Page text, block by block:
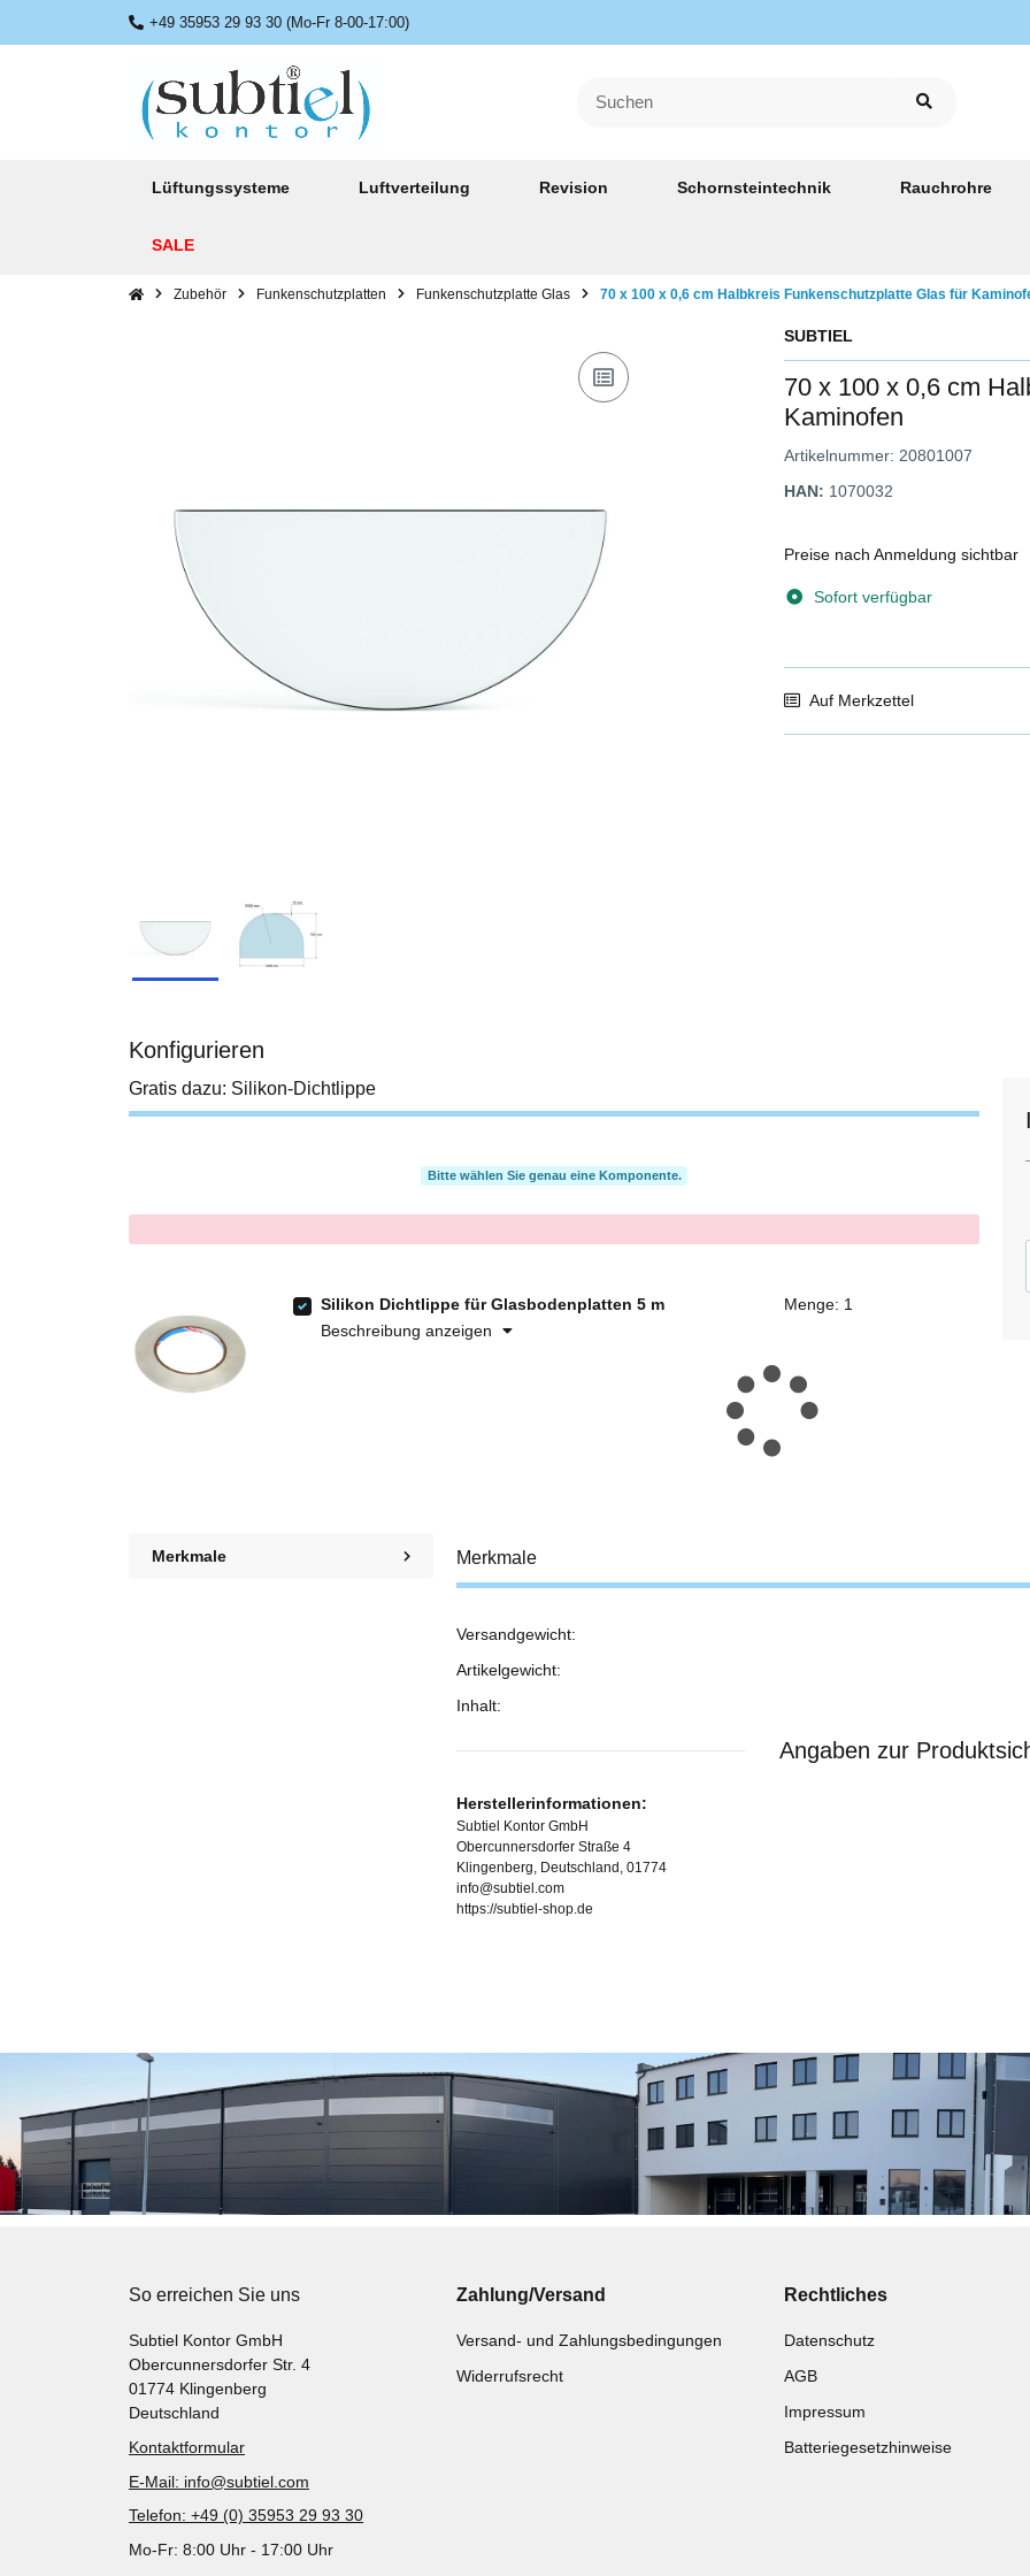
+49 35953 29 93 30 (Mo-Fr 8-00-17:00)
Lüftungssysteme Luftverteilung Revision Schornsteintechnik Rauchrohre
SALE
Zubehör Funkenschutzplatten Funkenschutzplatte Glas 70 x 100 x 0,6 cm Halbkreis Funkenschutzplatte Glas für
SUBTIEL
70 x 100 x 0,6 cm
Kaminofen
Artikelnummer: 20801007
HAN: 1070032
Preise nach Anmeldung sichtbar
Sofort verfügbar
Auf Merkzettel
Konfigurieren
Gratis dazu: Silikon-Dichtlippe
Bitte wählen Sie genau eine Komponente.
x
Silikon Dichtlippe für Glasbodenplatten 5 m
Beschreibung anzeigen
Menge: 1
Merkmale Merkmale
Produkteigenschaft
Wert
Versandgewicht:
Artikelgewicht:
Inhalt:
Angaben zur
Herstellerinformationen:
Subtiel Kontor GmbH
Obercunnersdorfer Straße 4
Klingenberg, Deutschland, 01774
info@subtiel.com
https://subtiel-shop.de
So erreichen Sie uns
Subtiel Kontor GmbH
Obercunnersdorfer Str. 4
01774 Klingenberg
Deutschland
Kontaktformular
E-Mail: info@subtiel.com
Telefon: +49 (0) 35953 29 93 30
Mo-Fr: 8:00 Uhr - 17:00 Uhr
Zahlung/Versand
Versand- und Zahlungsbedingungen
Widerrufsrecht
Rechtliches
Datenschutz
AGB
Impressum
Batteriegesetzhinweise